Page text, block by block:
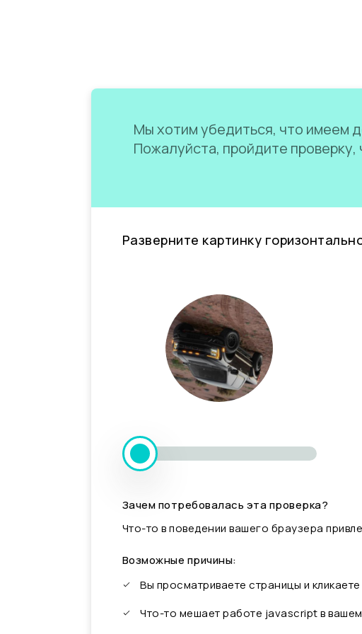
Мы хотим убедиться, что имеем
Пожалуйста, пройдите
Разверните картинку
Зачем потребовалась эта проверка?
Что-то в поведении вашего браузера
Возможные причины:
Вы просматриваете страницы и
Что-то мешает работе javascript в